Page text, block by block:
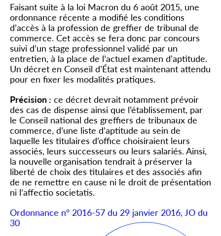
Faisant suite à la loi Macron du 6 août 2015, une
ordonnance récente a modifié les conditions
d’accès à la profession de greffier de tribunal de
commerce. Cet accès se fera donc par concours
suivi d’un stage professionnel validé par un
entretien, à la place de l’actuel examen d’aptitude.
Un décret en Conseil d’État est maintenant attendu
pour en fixer les modalités pratiques.
Précision : ce décret devrait notamment prévoir
des cas de dispense ainsi que l’établissement, par
le Conseil national des greffiers de tribunaux de
commerce, d’une liste d’aptitude au sein de
laquelle les titulaires d’office choisiraient leurs
associés, leurs successeurs ou leurs salariés. Ainsi,
la nouvelle organisation tendrait à préserver la
liberté de choix des titulaires et des associés afin
de ne remettre en cause ni le droit de présentation
ni l’affectio societatis.
Ordonnance n° 2016-57 du 29 janvier 2016, JO du
30